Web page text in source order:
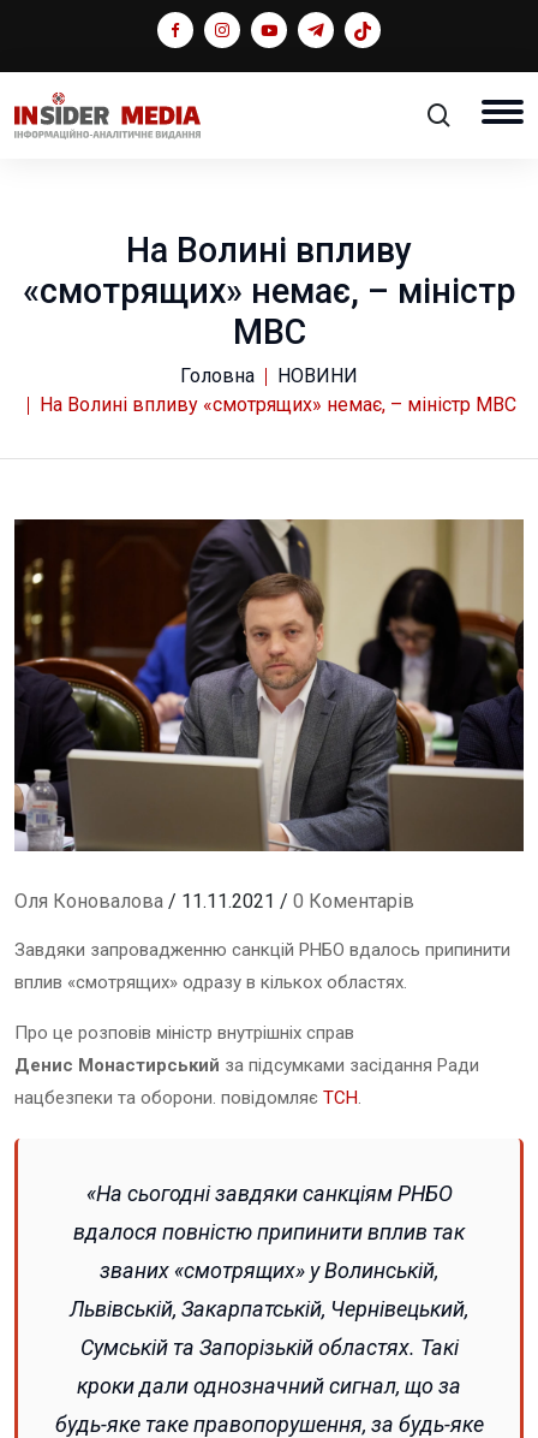
На Волині впливу
«смотрящих» немає, – міністр
МВС
Головна
НОВИНИ
На Волині впливу «смотрящих» немає, – міністр МВС
Оля Коновалова / 11.11.2021 / 0 Коментарів
Завдяки запровадженню санкцій РНБО вдалось припинити
вплив «смотрящих» одразу в кількох областях.
Про це розповів міністр внутрішніх справ
Денис Монастирський за підсумками засідання Ради
нацбезпеки та оборони. повідомляє ТСН.
«На сьогодні завдяки санкціям РНБО
вдалося повністю припинити вплив так
званих «смотрящих» у Волинській,
Львівській, Закарпатській, Чернівецький,
Сумській та Запорізькій областях. Такі
кроки дали однозначний сигнал, що за
будь-яке таке правопорушення, за будь-яке